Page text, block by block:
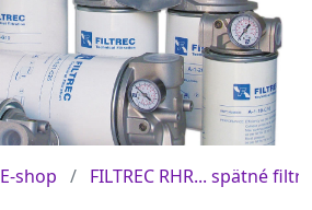
E-shop FILTREC RHR... spätné filtre